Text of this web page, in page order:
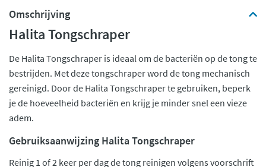
Omschrijving
Halita Tongschraper
De Halita Tongschraper is ideaal om de bacteriën op de tong te
bestrijden. Met deze tongschraper word de tong mechanisch
gereinigd. Door de Halita Tongschraper te gebruiken, beperk
je de hoeveelheid bacteriën en krijg je minder snel een vieze
adem.
Gebruiksaanwijzing Halita Tongschraper
Reinig 1 of 2 keer per dag de tong reinigen volgens voorschrift